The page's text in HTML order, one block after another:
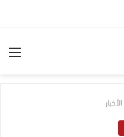
الأخبار